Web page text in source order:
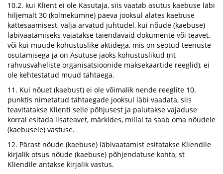
10.2. kui Klient ei ole Kasutaja, siis vaatab asutus kaebuse läbi
hiljemalt 30 (kolmekümne) päeva jooksul alates kaebuse
kättesaamisest, välja arvatud juhtudel, kui nõude (kaebuse)
läbivaatamiseks vajatakse täiendavaid dokumente või teavet,
või kui muude kohustuslike aktidega, mis on seotud teenuste
osutamisega ja on Asutuse jaoks kohustuslikud (nt
rahvusvaheliste organisatsioonide maksekaartide reeglid), ei
ole kehtestatud muud tähtaega.
11. Kui nõuet (kaebust) ei ole võimalik nende reeglite 10.
punktis nimetatud tähtaegade jooksul läbi vaadata, siis
teavitatakse Klienti selle põhjusest ja palutakse vajaduse
korral esitada lisateavet, märkides, millal ta saab oma nõudele
(kaebusele) vastuse.
12. Pärast nõude (kaebuse) läbivaatamist esitatakse Kliendile
kirjalik otsus nõude (kaebuse) põhjendatuse kohta, st
Kliendile antakse kirjalik vastus.